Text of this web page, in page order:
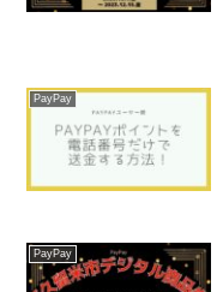
PayPay
PayPay